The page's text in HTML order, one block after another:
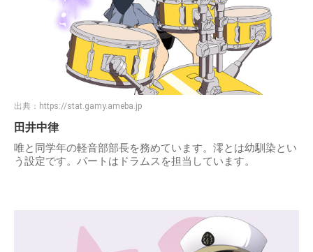
出典： https://stat.gamy.ameba.jp
田井中律
唯と同学年の軽音部部長を務めています。澪とは幼馴染とい
う設定です。パートはドラムスを担当しています。